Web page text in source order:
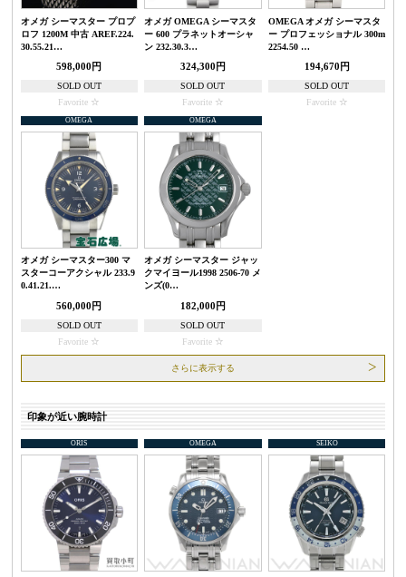
オメガ シーマスター プロプ
ロフ 1200M 中古 AREF.224.
30.55.21…
598,000円
SOLD OUT
Favorite
オメガ OMEGA シーマスタ
ー 600 プラネットオーシャ
ン 232.30.3…
324,300円
SOLD OUT
Favorite
OMEGA オメガ シーマスタ
ー プロフェッショナル 300m
2254.50 …
194,670円
SOLD OUT
Favorite
OMEGA
オメガ シーマスター300 マ
スターコーアクシャル 233.9
0.41.21.…
560,000円
SOLD OUT
Favorite
OMEGA
オメガ シーマスター ジャッ
クマイヨール1998 2506-70 メ
ンズ(0…
182,000円
SOLD OUT
Favorite
さらに表示する
印象が近い腕時計
ORIS OMEGA SEIKO